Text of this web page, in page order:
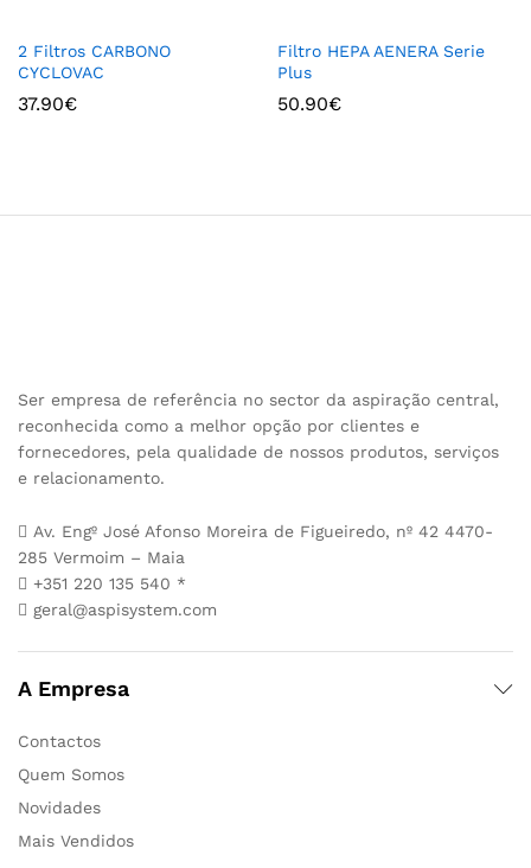
2 Filtros CARBONO
CYCLOVAC
37.90€
Filtro HEPA AENERA Serie
Plus
50.90€
Ser empresa de referência no sector da aspiração central,
reconhecida como a melhor opção por clientes e
fornecedores, pela qualidade de nossos produtos, serviços
e relacionamento.
Av. Engº José Afonso Moreira de Figueiredo, nº 42 4470-
285 Vermoim – Maia
+351 220 135 540 *
geral@aspisystem.com
A Empresa
Contactos
Quem Somos
Novidades
Mais Vendidos